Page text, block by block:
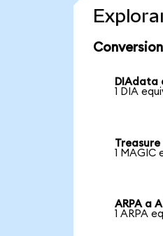
DIAdata
1 DIA
1 MAGIC
ARPA a
1 ARPA